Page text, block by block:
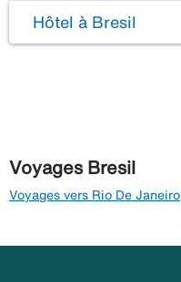
Hôtel à Bresil
Voyages Bresil
Voyages vers Rio De Janeiro